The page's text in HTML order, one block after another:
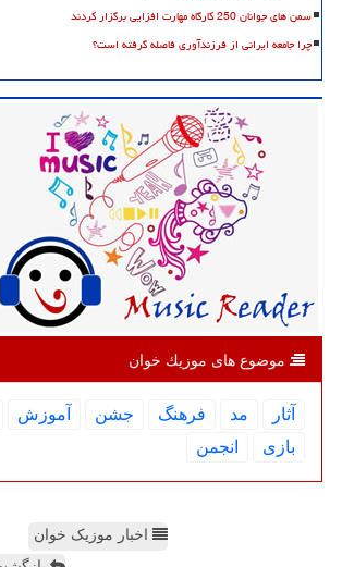
سمن های جوانان 250 کارگاه مهارت افزایی برگزار کردند
چرا جامعه ایرانی از فرزندآوری فاصله گرفته است؟
موضوع های موزیك خوان
آثار مد فرهنگ جشن آموزش
بازی
انجمن
اخبار موزیک خوان